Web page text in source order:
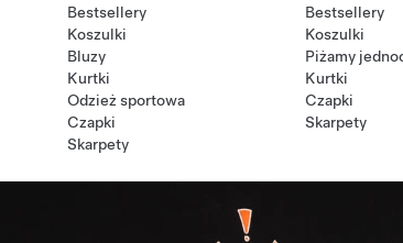
Bestsellery
Koszulki
Bluzy
Kurtki
Odzież sportowa
Czapki
Skarpety
Bestsellery
Koszulki
Piżamy
Kurtki
Czapki
Skarpety